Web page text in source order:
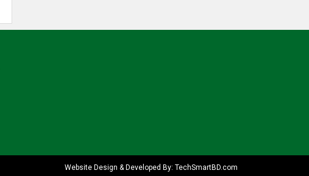
Website Design & Developed By: TechSmartBD.com